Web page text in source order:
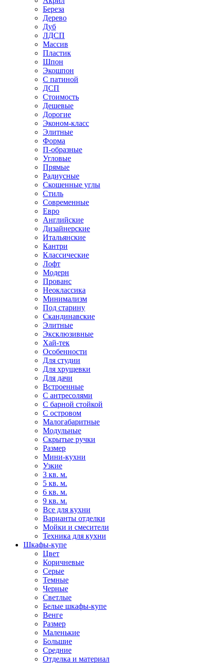
Береза
Дерево
Дуб
ЛДСП
Массив
Пластик
Шпон
Экошпон
С патиной
ДСП
Стоимость
Дешевые
Дорогие
Эконом-класс
Элитные
Форма
П-образные
Угловые
Прямые
Радиусные
Скошенные углы
Стиль
Современные
Евро
Английские
Дизайнерские
Итальянские
Кантри
Классические
Лофт
Модерн
Прованс
Неоклассика
Минимализм
Под старину
Скандинавские
Элитные
Эксклюзивные
Хай-тек
Особенности
Для студии
Для хрущевки
Для дачи
Встроенные
С антресолями
С барной стойкой
С островом
Малогабаритные
Модульные
Скрытые ручки
Размер
Мини-кухни
Узкие
3 кв. м.
5 кв. м.
6 кв. м.
9 кв. м.
Все для кухни
Варианты отделки
Мойки и смесители
Техника для кухни
Шкафы-купе
Цвет
Коричневые
Серые
Темные
Черные
Светлые
Белые шкафы-купе
Венге
Размер
Маленькие
Большие
Средние
Отделка и материал